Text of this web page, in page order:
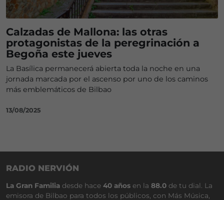
Calzadas de Mallona: las otras
protagonistas de la peregrinación a
Begoña este jueves
La Basílica permanecerá abierta toda la noche en una
jornada marcada por el ascenso por uno de los caminos
más emblemáticos de Bilbao
13/08/2025
RADIO NERVIÓN
La Gran Familia desde hace 40 años en la 88.0 de tu dial. La
emisora de Bilbao para todos los públicos, con Más Música,